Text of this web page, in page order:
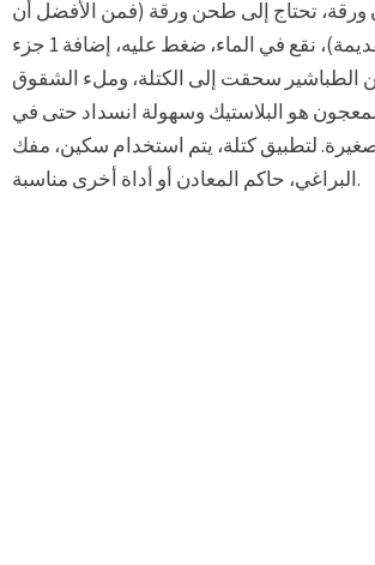
ورقة، تحتاج إلى طحن ورقة (فمن الأفضل أن
تأخذ الصحف القديمة)، نقع في الماء، ضغط عليه، إضافة 1 جزء
أجزاء من الطباشير سحقت إلى الكتلة، وملء الشقوق
المعجون هو البلاستيك وسهولة انسداد حتى في
لتطبيق كتلة، يتم استخدام سكين، مفك
البراغي، حاكم المعادن أو أداة أخرى مناسبة.